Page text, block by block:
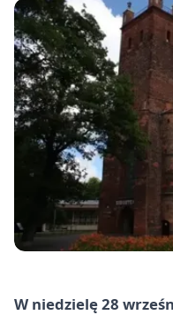
W niedzielę 28